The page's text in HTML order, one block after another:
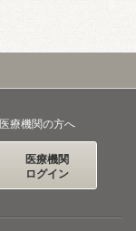
医療機関の方へ
医療機関
ログイン